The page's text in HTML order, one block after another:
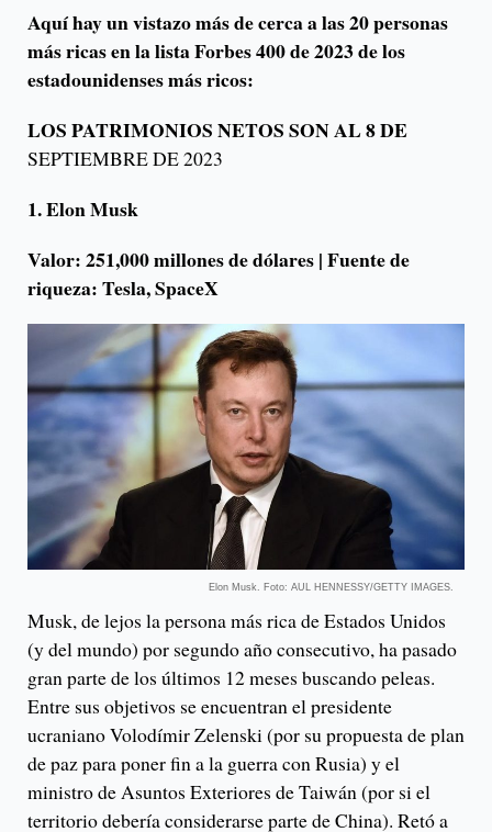
Aquí hay un vistazo más de cerca a las 20 personas
más ricas en la lista Forbes 400 de 2023 de los
estadounidenses más ricos:
LOS PATRIMONIOS NETOS SON AL 8 DE
SEPTIEMBRE DE 2023
1. Elon Musk
Valor: 251,000 millones de dólares | Fuente de
riqueza: Tesla, SpaceX
Elon Musk. Foto: AUL HENNESSY/GETTY IMAGES.
Musk, de lejos la persona más rica de Estados Unidos
(y del mundo) por segundo año consecutivo, ha pasado
gran parte de los últimos 12 meses buscando peleas.
Entre sus objetivos se encuentran el presidente
ucraniano Volodímir Zelenski (por su propuesta de plan
de paz para poner fin a la guerra con Rusia) y el
ministro de Asuntos Exteriores de Taiwán (por si el
territorio debería considerarse parte de China). Retó a